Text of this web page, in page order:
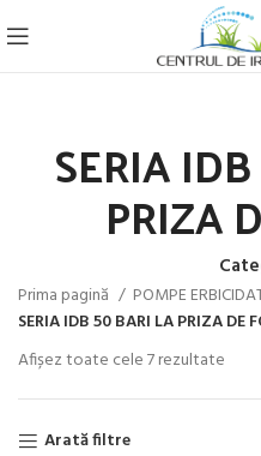
SERIA
PRIZA
Prima pagină
POMPE
SERIA IDB 50 BARI LA PRIZA DE
Afișez toate cele 7 rezultate
Arată filtre